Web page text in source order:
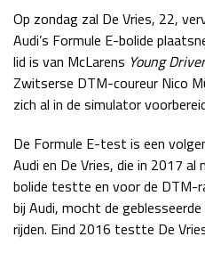
Kwalificatie
Race
GP QATAR 2026
GP ABU DHABI 2026
Kwalificatie
Op zondag zal De Vries, 22,
Audi’s Formule E-bolide
lid is van McLarens Young Driver
Zwitserse DTM-coureur Nico
zich al in de simulator
De Formule E-test is een
Audi en De Vries, die in 2017
bolide testte en voor de DTM-
bij Audi, mocht de
rijden. Eind 2016 testte De